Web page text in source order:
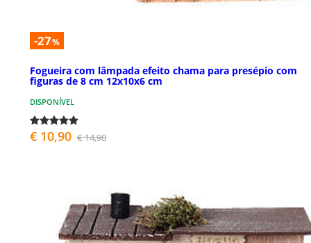
-27%
Fogueira com lâmpada efeito chama para presépio com
figuras de 8 cm 12x10x6 cm
DISPONÍVEL
€ 10,90 € 14,90